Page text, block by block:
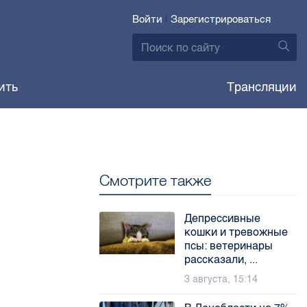
Войти | Зарегистрироваться
Трансляции
Смотрите также
Депрессивные
кошки и тревожные
псы: ветеринары
рассказали, ...
3 августа, 15:14